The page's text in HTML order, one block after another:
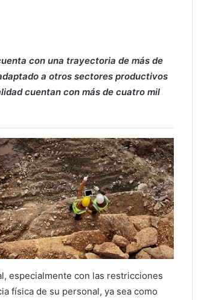
con una trayectoria de más de
a otros sectores productivos
cuentan con más de cuatro mil
especialmente con las restricciones
física de su personal, ya sea como